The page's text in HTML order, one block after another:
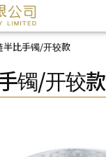
半比手镯/开较款
镯/开较款